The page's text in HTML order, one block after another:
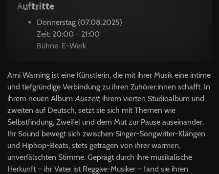
Auftritte
Donnerstag (07.08.2025)
Zeit: 20:00 - 21:00
Bühne: E-Werk
Ami Warning ist eine Künstlerin, die mit ihrer Musik eine intime
und tiefgründige Verbindung zu ihren Zuhörer:innen schafft. In
ihrem neuen Album Auszeit, ihrem vierten Studioalbum und
zweiten auf Deutsch, setzt sie sich mit Themen wie
Selbstfindung, Zweifel und dem Mut zur Pause auseinander.
Ihr Sound bewegt sich zwischen Singer-Songwriter-Klängen
und Hiphop-Beats, stets getragen von ihrer warmen,
unverfälschten Stimme. Geprägt durch ihre musikalische
Herkunft – ihr Vater ist Reggae-Musiker – fand sie ihren